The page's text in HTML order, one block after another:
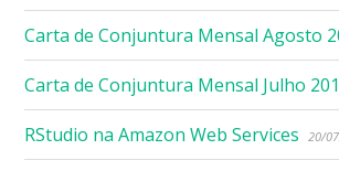
Carta de Conjuntura Mensal Agosto
Carta de Conjuntura Mensal Julho
RStudio na Amazon Web Services 20/